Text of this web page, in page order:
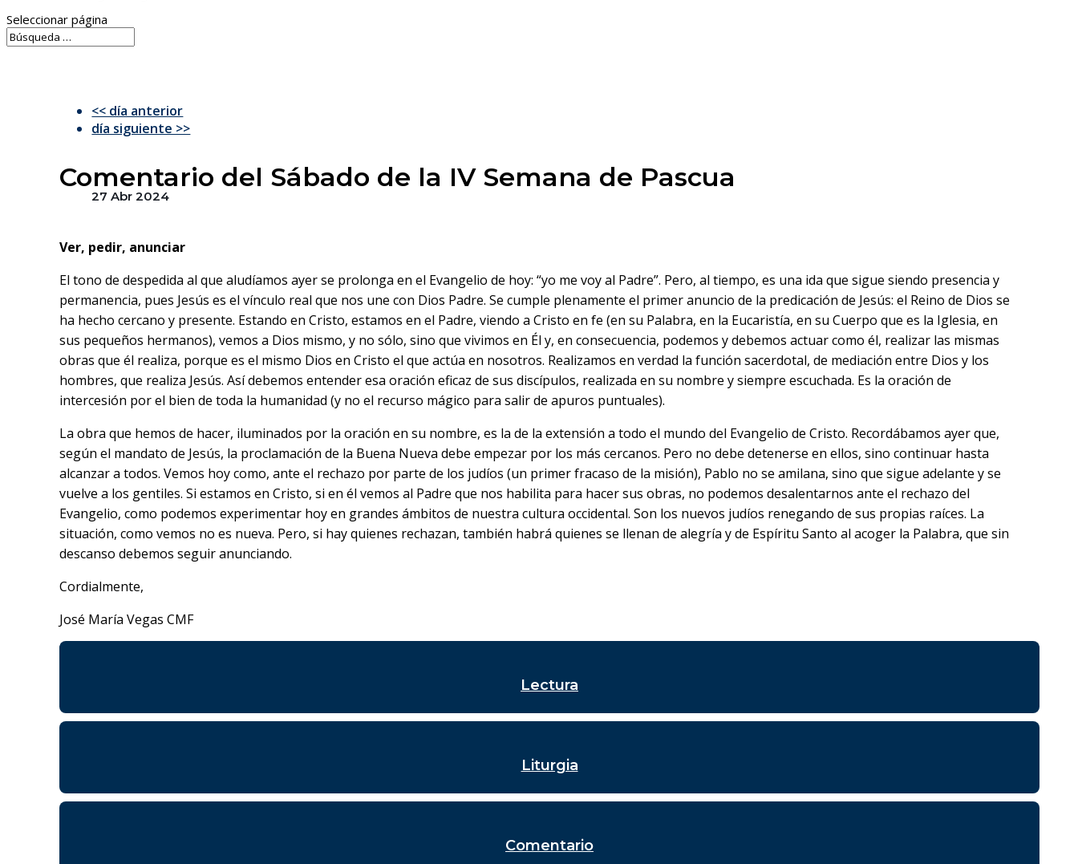
Seleccionar página
<< día anterior
día siguiente >>
Comentario del Sábado de la IV Semana de Pascua
27 Abr 2024
Ver, pedir, anunciar
El tono de despedida al que aludíamos ayer se prolonga en el Evangelio de hoy: “yo me voy al Padre”. Pero, al tiempo, es una ida que sigue siendo presencia y
permanencia, pues Jesús es el vínculo real que nos une con Dios Padre. Se cumple plenamente el primer anuncio de la predicación de Jesús: el Reino de Dios se
ha hecho cercano y presente. Estando en Cristo, estamos en el Padre, viendo a Cristo en fe (en su Palabra, en la Eucaristía, en su Cuerpo que es la Iglesia, en
sus pequeños hermanos), vemos a Dios mismo, y no sólo, sino que vivimos en Él y, en consecuencia, podemos y debemos actuar como él, realizar las mismas
obras que él realiza, porque es el mismo Dios en Cristo el que actúa en nosotros. Realizamos en verdad la función sacerdotal, de mediación entre Dios y los
hombres, que realiza Jesús. Así debemos entender esa oración eficaz de sus discípulos, realizada en su nombre y siempre escuchada. Es la oración de
intercesión por el bien de toda la humanidad (y no el recurso mágico para salir de apuros puntuales).
La obra que hemos de hacer, iluminados por la oración en su nombre, es la de la extensión a todo el mundo del Evangelio de Cristo. Recordábamos ayer que,
según el mandato de Jesús, la proclamación de la Buena Nueva debe empezar por los más cercanos. Pero no debe detenerse en ellos, sino continuar hasta
alcanzar a todos. Vemos hoy como, ante el rechazo por parte de los judíos (un primer fracaso de la misión), Pablo no se amilana, sino que sigue adelante y se
vuelve a los gentiles. Si estamos en Cristo, si en él vemos al Padre que nos habilita para hacer sus obras, no podemos desalentarnos ante el rechazo del
Evangelio, como podemos experimentar hoy en grandes ámbitos de nuestra cultura occidental. Son los nuevos judíos renegando de sus propias raíces. La
situación, como vemos no es nueva. Pero, si hay quienes rechazan, también habrá quienes se llenan de alegría y de Espíritu Santo al acoger la Palabra, que sin
descanso debemos seguir anunciando.
Cordialmente,
José María Vegas CMF
Lectura
Liturgia
Comentario